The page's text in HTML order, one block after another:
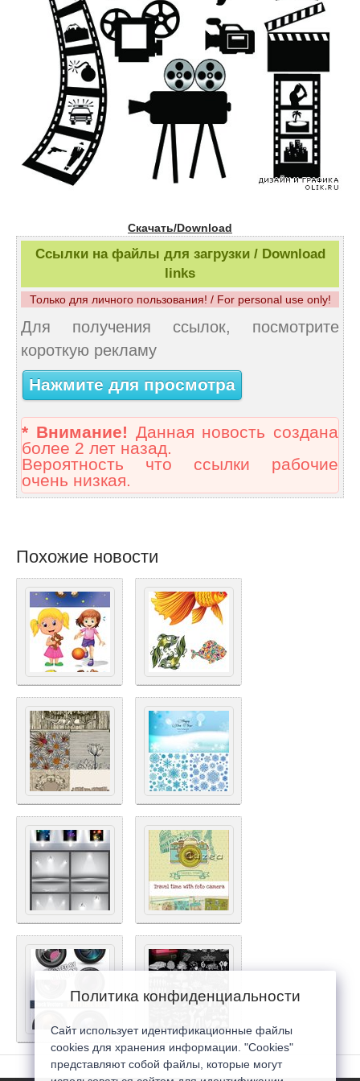
Скачать/Download
Ссылки на файлы для загрузки / Download
links
Только для личного пользования! / For personal use only!
Для получения ссылок, посмотрите
короткую рекламу
Нажмите для просмотра
* Внимание! Данная новость создана
более 2 лет назад.
Вероятность что ссылки рабочие
очень низкая.
Похожие новости
Политика конфиденциальности
Сайт использует идентификационные файлы
cookies для хранения информации. "Cookies"
представляют собой файлы, которые могут